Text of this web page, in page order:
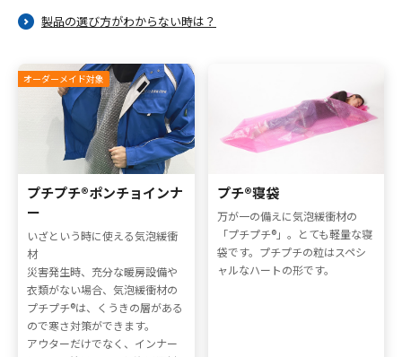
活用事例
川上産業について
お問い合わせ
製品の選び方がわからない時は？
オーダーメイド対象
プチプチ®ポンチョインナ
ー
いざという時に使える気泡緩衝
材
災害発生時、充分な暖房設備や
衣類がない場合、気泡緩衝材の
プチプチ®は、くうきの層がある
ので寒さ対策ができます。
アウターだけでなく、インナー
プチ®寝袋
万が一の備えに気泡緩衝材の
「プチプチ®」。とても軽量な寝
袋です。プチプチの粒はスペシ
ャルなハートの形です。